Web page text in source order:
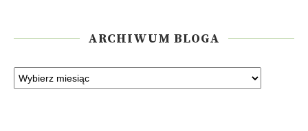
ARCHIWUM BLOGA